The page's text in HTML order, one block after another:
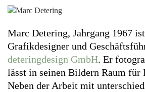
Marc Detering, Jahrgang 1967
Grafik­designer und
deteringdesign GmbH. Er
lässt in seinen Bildern Raum für
Neben der Arbeit mit